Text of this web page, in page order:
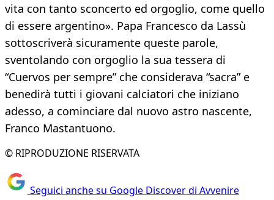
vita con tanto sconcerto ed orgoglio, come quello
di essere argentino». Papa Francesco da Lassù
sottoscriverà sicuramente queste parole,
sventolando con orgoglio la sua tessera di
“Cuervos per sempre” che considerava “sacra” e
benedirà tutti i giovani calciatori che iniziano
adesso, a cominciare dal nuovo astro nascente,
Franco Mastantuono.
© RIPRODUZIONE RISERVATA
Seguici anche su Google Discover di Avvenire